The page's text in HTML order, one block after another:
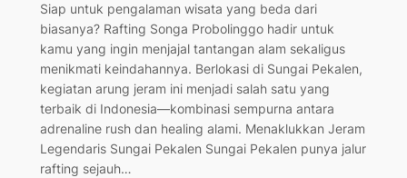
Siap untuk pengalaman wisata yang beda dari
biasanya? Rafting Songa Probolinggo hadir untuk
kamu yang ingin menjajal tantangan alam sekaligus
menikmati keindahannya. Berlokasi di Sungai Pekalen,
kegiatan arung jeram ini menjadi salah satu yang
terbaik di Indonesia—kombinasi sempurna antara
adrenaline rush dan healing alami. Menaklukkan Jeram
Legendaris Sungai Pekalen Sungai Pekalen punya jalur
rafting sejauh…